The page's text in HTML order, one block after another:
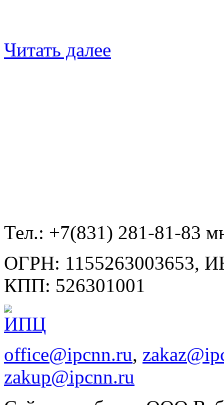
Читать далее
Тел.: +7(831) 281-81-83
ОГРН: 1155263003653,
КПП: 526301001
office@ipcnn.ru,
zakup@ipcnn.ru